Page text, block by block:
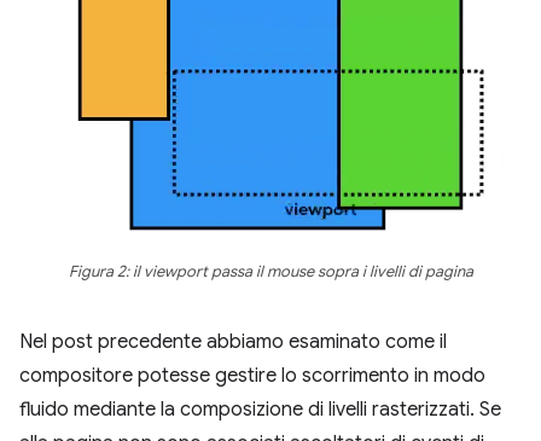
Figura 2: il viewport passa il mouse sopra i livelli di pagina
Nel post precedente abbiamo esaminato come il
compositore potesse gestire lo scorrimento in modo
fluido mediante la composizione di livelli rasterizzati. Se